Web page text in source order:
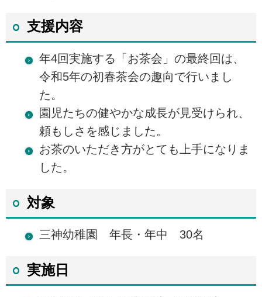
支援内容
年4回実施する「お茶会」の最終回は、
令和5年の初春茶会の趣向で行いまし
た。
園児たちの健やかな成長が見受けられ、
頼もしさを感じました。
お茶のいただき方がとても上手になりま
した。
対象
三神幼稚園 年長・年中 30名
実施日